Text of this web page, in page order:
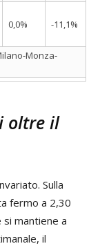
0,0% -11,1%
Monza-
oltre il
Sulla
fermo a 2,30
mantiene a
il